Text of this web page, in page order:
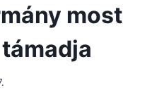
most